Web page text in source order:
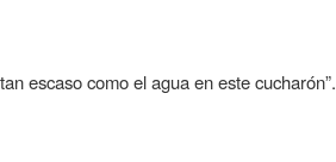
escaso como el agua en este cucharón”.